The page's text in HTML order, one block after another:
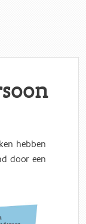
hebben
door een